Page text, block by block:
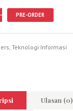
PRE-ORDER
, Teknologi Informasi
Ulasan (0)